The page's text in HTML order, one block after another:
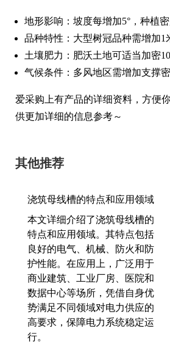
地形影响：坡度每增加5°，种植
品种特性：大型树冠品种需增加1
土壤肥力：肥沃土地可适当加密
气候条件：多风地区需增加支撑
爱采购上有产品的详细资料，方便
供更加详细的信息参考～
其他推荐
浇筑母线槽的特点和应用领域
本文详细介绍了浇筑母线槽的
特点和应用领域。其特点包括
良好的电气、机械、防火和防
护性能。在应用上，广泛用于
商业建筑、工业厂房、医院和
数据中心等场所，凭借自身优
势满足不同领域对电力供应的
高要求，保障电力系统稳定运
行。